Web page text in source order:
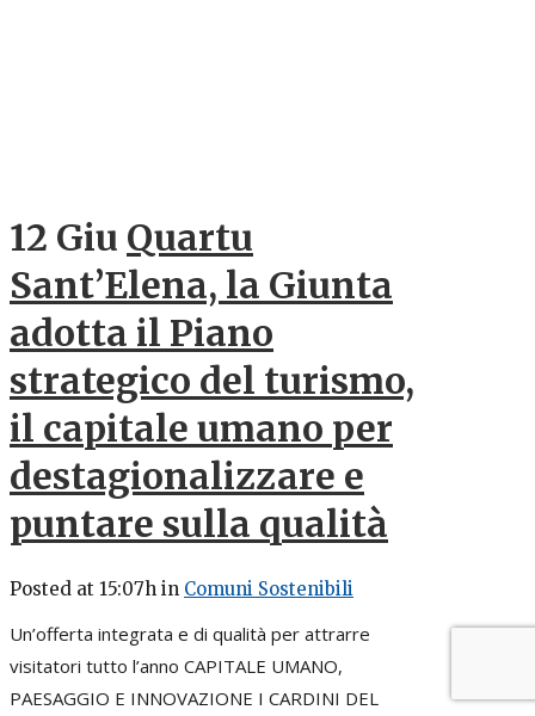
12 Giu Quartu
Sant’Elena, la Giunta
adotta il Piano
strategico del turismo,
il capitale umano per
destagionalizzare e
puntare sulla qualità
Posted at 15:07h in Comuni Sostenibili
Un’offerta integrata e di qualità per attrarre
visitatori tutto l’anno CAPITALE UMANO,
PAESAGGIO E INNOVAZIONE I CARDINI DEL